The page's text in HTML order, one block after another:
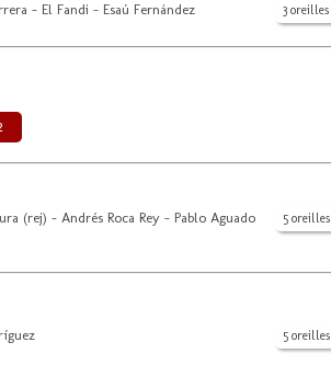
- El Fandi - Esaú Fernández 3 oreilles
(rej) - Andrés Roca Rey - Pablo Aguado 5 oreilles
5 oreilles